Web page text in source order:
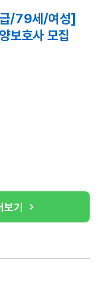
/79세/여성]
보호사 모집
보기